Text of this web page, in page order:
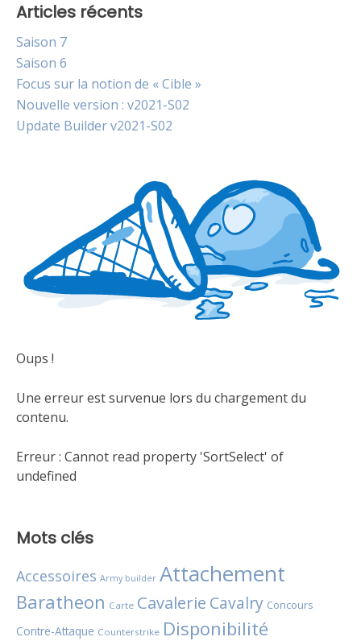
Articles récents
Saison 7
Saison 6
Focus sur la notion de « Cible »
Nouvelle version : v2021-S02
Update Builder v2021-S02
Oups !
Une erreur est survenue lors du chargement du
contenu.
Erreur : Cannot read property 'SortSelect' of
undefined
Mots clés
Accessoires Army builder Attachement
Baratheon Carte Cavalerie Cavalry Concours
Contre-Attaque Counterstrike Disponibilité